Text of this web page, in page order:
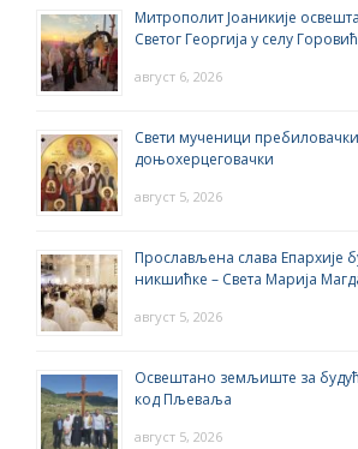
Митрополит Јоаникије
Светог Георгија у селу
август 6, 2026
Свети мученици
доњохерцеговачки
август 5, 2026
Прослављена слава Епархије
никшићке – Света Марија
август 5, 2026
Освештано земљиште за
код Пљеваља
август 5, 2026